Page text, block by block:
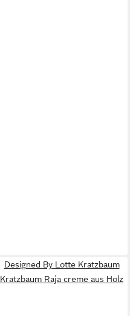
Designed By Lotte Kratzbaum
Kratzbaum Raja creme aus Holz